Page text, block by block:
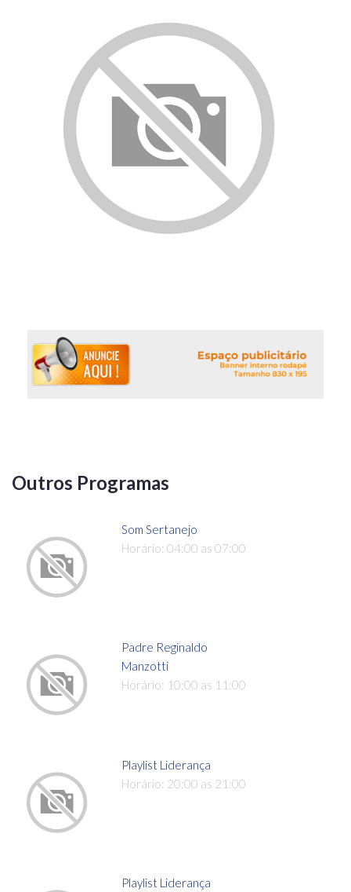
Outros Programas
Som Sertanejo
Horário: 04:00 as 07:00
Padre Reginaldo
Manzotti
Horário: 10:00 as 11:00
Playlist Liderança
Horário: 20:00 as 21:00
Playlist Liderança